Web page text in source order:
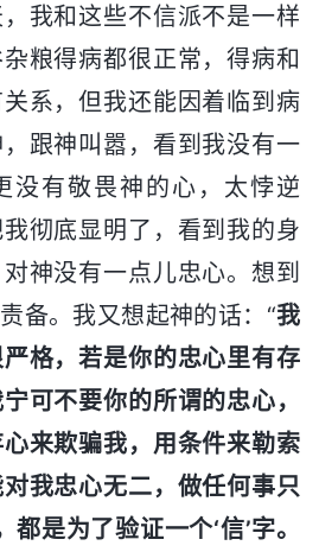
我和这些不信派不是一样
粮得病都很正常，得病和
系，但我还能因着临到病
跟神叫嚣，看到我没有一
没有敬畏神的心，太悖逆
彻底显明了，看到我的身
神没有一点儿忠心。想到
备。我又想起神的话：“我
格，若是你的忠心里有存
可不要你的所谓的忠心，
来欺骗我，用条件来勒索
我忠心无二，做任何事只
都是为了验证一个‘信’字。